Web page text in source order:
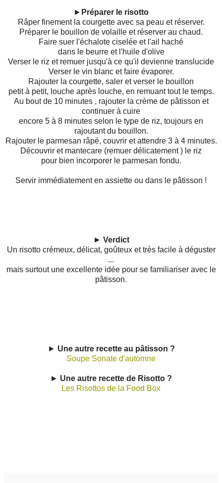
► Préparer le risotto
Râper finement la courgette avec sa peau et réserver.
Préparer le bouillon de volaille et réserver au chaud.
Faire suer l'échalote ciselée et l'ail haché
dans le beurre et l'huile d'olive
Verser le riz et remuer jusqu'à ce qu'il devienne translucide
Verser le vin blanc et faire évaporer.
Rajouter la courgette, saler et verser le bouillon
petit à petit, louche après louche, en remuant tout le temps.
Au bout de 10 minutes , rajouter la crème de pâtisson et
continuer à cuire
encore 5 à 8 minutes selon le type de riz, toujours en
rajoutant du bouillon.
Rajouter le parmesan râpé, couvrir et attendre 3 à 4 minutes.
Découvrir et mantecare (remuer délicatement ) le riz
pour bien incorporer le parmesan fondu.
Servir immédiatement en assiette ou dans le pâtisson !
► Verdict
Un risotto crémeux, délicat, goûteux et très facile à déguster
...
mais surtout une excellente idée pour se familiariser avec le
pâtisson.
► Une autre recette au pâtisson ?
Soupe Sonate d'automne
► Une autre recette de Risotto ?
Les Risottos de la Food Box